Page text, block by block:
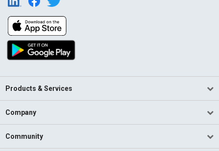
Products & Services
Company
Community